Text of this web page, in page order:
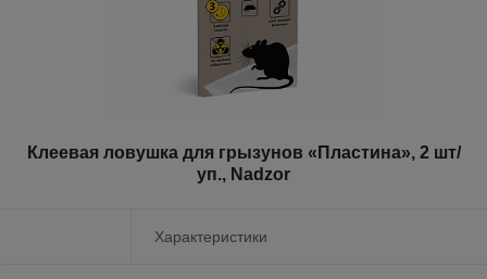
Клеевая ловушка для грызунов «Пластина», 2 шт/
уп., Nadzor
Характеристики